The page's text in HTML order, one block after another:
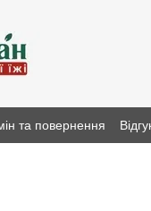
та повернення